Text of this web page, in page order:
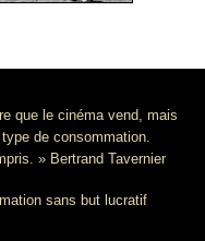
que le cinéma vend, mais
de consommation.
» Bertrand Tavernier
sans but lucratif